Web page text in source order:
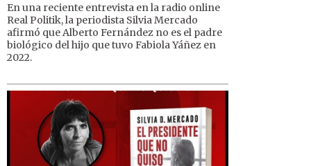
En una reciente entrevista en la radio online
Real Politik, la periodista Silvia Mercado
afirmó que Alberto Fernández no es el padre
biológico del hijo que tuvo Fabiola Yáñez en
2022.